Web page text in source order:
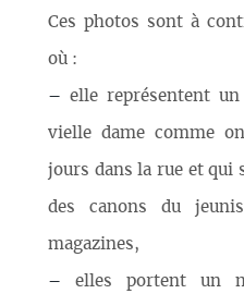
Ces photos sont à
où :
– elle représentent
vielle dame comme
jours dans la rue et qui
des canons du
magazines,
– elles portent un